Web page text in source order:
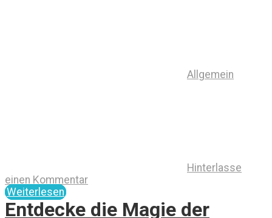
Allgemein
Hinterlasse
einen Kommentar
Weiterlesen
Entdecke die Magie der